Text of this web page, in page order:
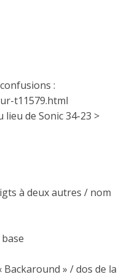
:
t11579.html
lieu de Sonic 34-23 >
à deux autres / nom
» / dos de la